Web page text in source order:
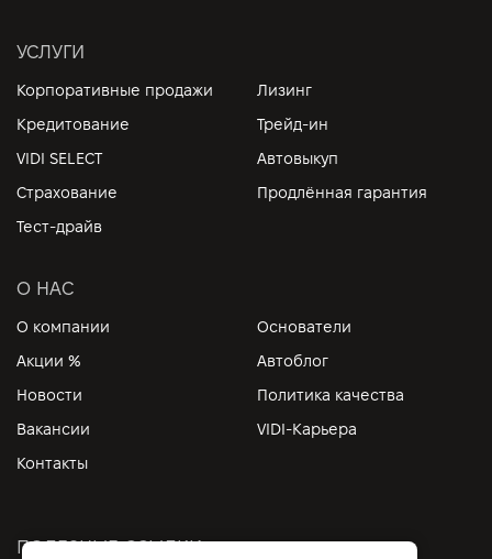
УСЛУГИ
Корпоративные продажи
Лизинг
Кредитование
Трейд-ин
VIDI SELECT
Автовыкуп
Страхование
Продлённая гарантия
Тест-драйв
О НАС
О компании
Основатели
Акции %
Автоблог
Новости
Политика качества
Вакансии
VIDI-Карьера
Контакты
ПОЛЕЗНЫЕ ССЫЛКИ